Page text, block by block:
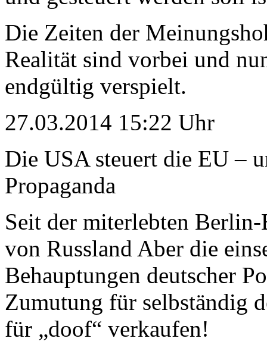
Die Zeiten der
Realität sind vorbei und
endgültig verspielt.
27.03.2014 15:22 Uhr
Die USA steuert die EU –
Propaganda
Seit der miterlebten
von Russland Aber die
Behauptungen deutscher
Zumutung für selbständig
für „doof“ verkaufen!